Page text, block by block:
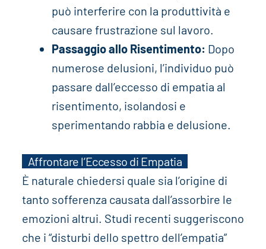
può interferire con la produttività e
causare frustrazione sul lavoro.
Passaggio allo Risentimento: Dopo
numerose delusioni, l’individuo può
passare dall’eccesso di empatia al
risentimento, isolandosi e
sperimentando rabbia e delusione.
Affrontare l’Eccesso di Empatia
È naturale chiedersi quale sia l’origine di
tanto sofferenza causata dall’assorbire le
emozioni altrui. Studi recenti suggeriscono
che i “disturbi dello spettro dell’empatia”